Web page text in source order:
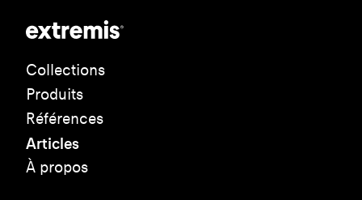
Collections
Produits
Références
Articles
À propos